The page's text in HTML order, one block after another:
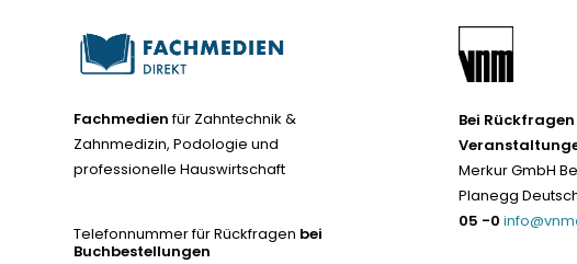
Fachmedienfür Zahntechnik &
Zahnmedizin, Podologie und
professionelle Hauswirtschaft
Telefonnummer für Rückfragen bei
Buchbestellungen
Bei
Merkur GmbH
Planegg
05 -0